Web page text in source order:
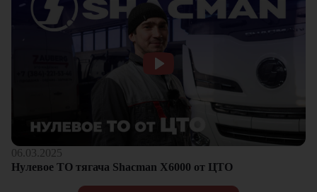
06.03.2025
Нулевое ТО тягача Shacman Х6000 от ЦТО